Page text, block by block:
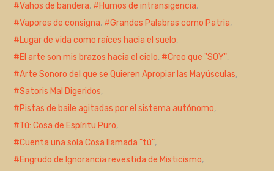
Vahos de bandera, Humos de intransigencia,
Vapores de consigna, Grandes Palabras como Patria,
Lugar de vida como raíces hacia el suelo,
El arte son mis brazos hacia el cielo, Creo que "SOY",
Arte Sonoro del que se Quieren Apropiar las Mayúsculas,
Satoris Mal Digeridos,
Pistas de baile agitadas por el sistema autónomo,
Tú: Cosa de Espíritu Puro,
Cuenta una sola Cosa llamada "tú",
Engrudo de Ignorancia revestida de Misticismo,